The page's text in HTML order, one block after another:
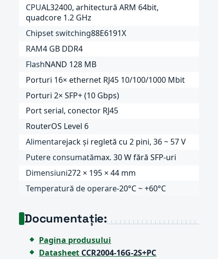
CPUAL32400, arhitectură ARM 64bit,
quadcore 1.2 GHz
Chipset switching88E6191X
RAM4 GB DDR4
FlashNAND 128 MB
Porturi 16× ethernet RJ45 10/100/1000 Mbit
Porturi 2× SFP+ (10 Gbps)
Port serial, conector RJ45
RouterOS Level 6
Alimentarejack și regletă cu 2 pini, 36 ~ 57 V
Putere consumatămax. 30 W fără SFP-uri
Dimensiuni272 × 195 × 44 mm
Temperatură de operare-20°C ~ +60°C
Documentație:
Pagina produsului
Datasheet CCR2004-16G-2S+PC